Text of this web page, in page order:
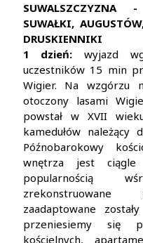
SUWALSZCZYZNA
SUWAŁKI,
DRUSKIENNIKI
1 dzień: wyjazd
uczestników 15 min
Wigier. Na wzgórzu
otoczony lasami
powstał w XVII
kamedułów należący
Późnobarokowy
wnętrza jest
popularnością
zrekonstruowane
zaadaptowane
przeniesiemy się
kościelnych,